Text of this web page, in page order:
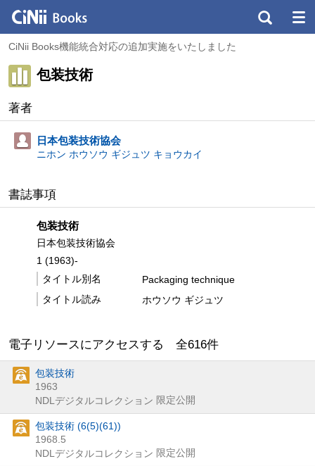
CiNii Books機能統合対応の追加実施をいたしました
包装技術
著者
日本包装技術協会
ニホン ホウソウ ギジュツ キョウカイ
書誌事項
包装技術
日本包装技術協会
1 (1963)-
タイトル別名
Packaging technique
タイトル読み
ホウソウ ギジュツ
電子リソースにアクセスする 全616件
包装技術
1963
NDLデジタルコレクション 限定公開
包装技術 (6(5)(61))
1968.5
NDLデジタルコレクション 限定公開